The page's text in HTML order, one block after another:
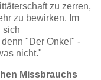
zu zerren,
zu bewirken. Im
sich
"Der Onkel" -
nicht."
Missbrauchs